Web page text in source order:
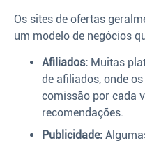
Os sites de ofertas
um modelo de negócios
Afiliados: Muitas
de afiliados, onde
comissão por cada
recomendações.
Publicidade: